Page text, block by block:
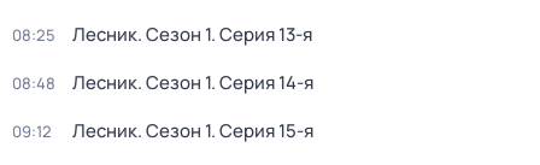
08:25 Лесник. Сезон 1. Серия 13-я
08:48 Лесник. Сезон 1. Серия 14-я
09:12 Лесник. Сезон 1. Серия 15-я